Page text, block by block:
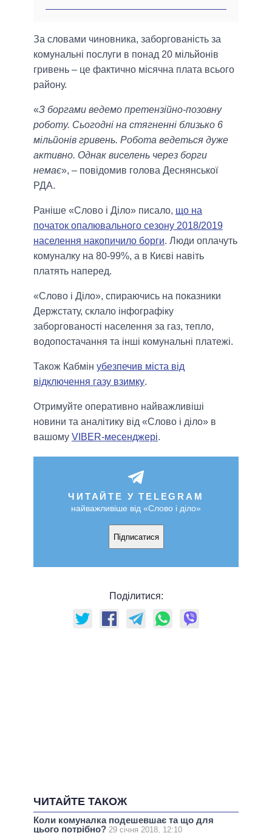
За словами чиновника, заборгованість за
комунальні послуги в понад 20 мільйонів
гривень – це фактично місячна плата всього
району.
«З боргами ведемо претензійно-позовну
роботу. Сьогодні на стягненні близько 6
мільйонів гривень. Робота ведеться дуже
активно. Однак виселень через борги
немає», – повідомив голова Деснянської
РДА.
Раніше «Слово і Діло» писало, що на
початок опалювального сезону 2018/2019
населення накопичило борги. Люди оплачуть
комуналку на 80-99%, а в Києві навіть
платять наперед.
«Слово і Діло», спираючись на показники
Держстату, склало інфографіку
заборгованості населення за газ, тепло,
водопостачання та інші комунальні платежі.
Також Кабмін убезпечив міста від
відключення газу взимку.
Отримуйте оперативно найважливіші
новини та аналітику від «Слово і діло» в
вашому VIBER-месенджері.
ЧИТАЙТЕ У TELEGRAM
найважливіше від «Слово і діло»
Підписатися
Поділитися:
ЧИТАЙТЕ ТАКОЖ
Коли комуналка подешевшає та що для
цього потрібно? 29 січня 2018, 12:10